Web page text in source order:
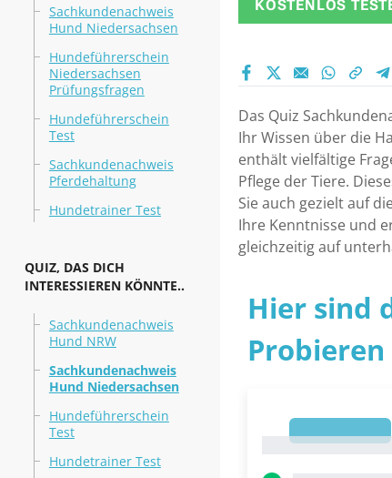
Sachkundenachweis
Hund Niedersachsen
Hundeführerschein
Niedersachsen
Prüfungsfragen
Hundeführerschein
Test
Sachkundenachweis
Pferdehaltung
Hundetrainer Test
QUIZ, DAS DICH
INTERESSIEREN KÖNNTE..
Sachkundenachweis
Hund NRW
Sachkundenachweis
Hund Niedersachsen
Hundeführerschein
Test
Hundetrainer Test
KOSTENLOS
Das Quiz
Ihr Wissen über die
enthält vielfältige
Pflege der Tiere.
Sie auch gezielt auf
Ihre Kenntnisse und
gleichzeitig auf
Hier sind
Probieren